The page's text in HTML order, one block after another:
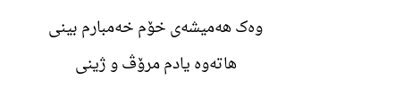
وه‌ک هه‌میشه‌ی خۆم خه‌مبارم بینی
هاته‌وه‌ یادم مرۆڤ و ژینی